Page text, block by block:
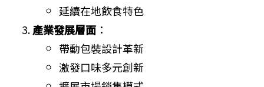
延續在地飲食特色
產業發展層面 ：
帶動包裝設計革新
激發口味多元創新